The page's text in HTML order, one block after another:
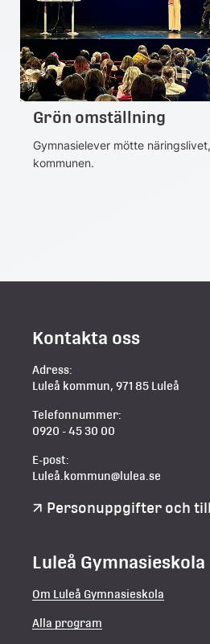
Grön omställning
Gymnasielever mötte
kommunen.
Kontakta oss
Adress:
Luleå kommun, 971 85 Luleå
Telefonnummer:
0920 - 45 30 00
E-post:
Luleå.kommun@lulea.se
Personuppgifter och
Luleå Gymnasieskola
Om Luleå Gymnasieskola
Alla program